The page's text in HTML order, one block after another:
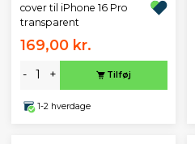
cover til iPhone 16 Pro
transparent
169,00 kr.
- + Tilføj
1-2 hverdage